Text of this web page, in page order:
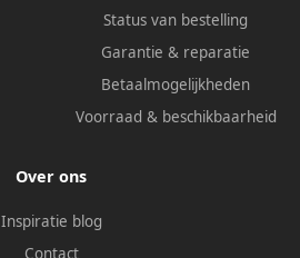
Status van bestelling
Garantie & reparatie
Betaalmogelijkheden
Voorraad & beschikbaarheid
Over ons
Inspiratie blog